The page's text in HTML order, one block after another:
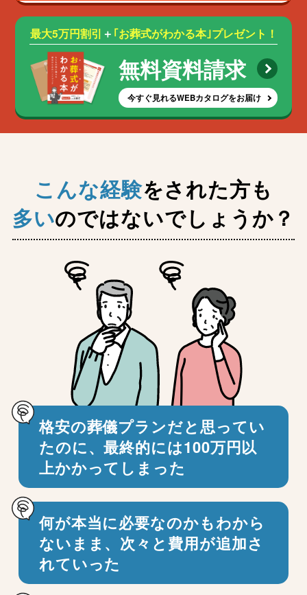
最大5万円割引 ＋ ｢お葬式がわかる本｣プレゼント！
無料資料請求
今すぐ見れるWEBカタログをお届け
こんな経験をされた方も
多いのではないでしょうか？
格安の葬儀プランだと思ってい
たのに、最終的には100万円以
上かかってしまった
何が本当に必要なのかもわから
ないまま、 次々と費用が追加さ
れていった